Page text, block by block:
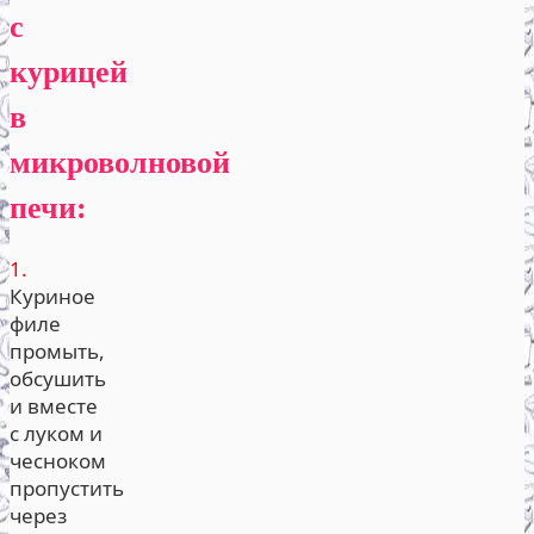
с
курицей
в
микроволновой
печи:
1.
Куриное
филе
промыть,
обсушить
и вместе
с луком и
чесноком
пропустить
через